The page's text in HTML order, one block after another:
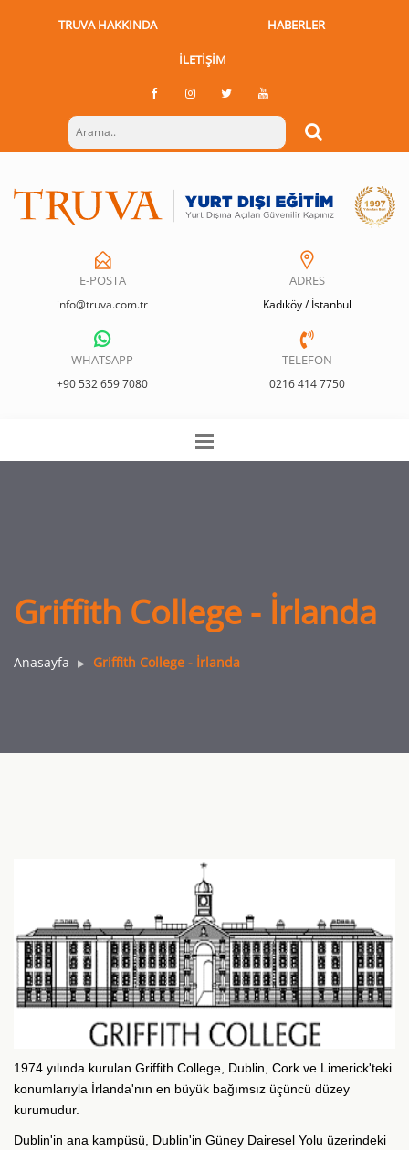
TRUVA HAKKINDA HABERLER
İLETIŞIM
ADRES
Kadıköy / İstanbul
E-POSTA
info@truva.com.tr
TELEFON
0216 414 7750
WHATSAPP
+90 532 659 7080
Griffith College - İrlanda
Anasayfa Griffith College - İrlanda
1974 yılında kurulan Griffith College, Dublin, Cork ve Limerick'teki
konumlarıyla İrlanda'nın en büyük bağımsız üçüncü düzey
kurumudur.
Dublin'in ana kampüsü, Dublin'in Güney Dairesel Yolu üzerindeki